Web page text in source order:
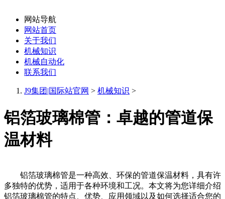
网站导航
网站首页
关于我们
机械知识
机械自动化
联系我们
J9集团|国际站官网 > 机械知识 >
铝箔玻璃棉管：卓越的管道保
温材料
铝箔玻璃棉管是一种高效、环保的管道保温材料，具有许
多独特的优势，适用于各种环境和工况。本文将为您详细介绍
铝箔玻璃棉管的特点、优势、应用领域以及如何选择适合您的